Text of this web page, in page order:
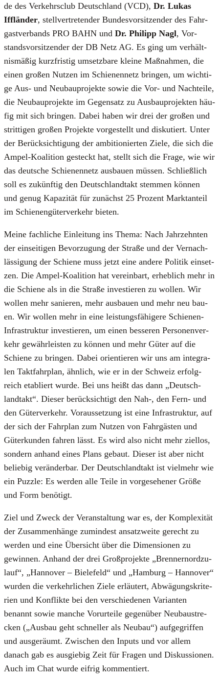
de des Ver­kehrs­club Deutsch­land (VCD), Dr. Lukas
Ifflän­der, stell­ver­tre­ten­der Bun­des­vor­sit­zen­der des Fahr­
gast­ver­bands PRO BAHN und Dr. Phil­ipp Nagl, Vor­
stands­vor­sit­zen­der der DB Netz AG. Es ging um ver­hält­
nis­mä­ßig kurz­fris­tig umsetz­ba­re klei­ne Maß­nah­men, die
einen gro­ßen Nut­zen im Schie­nen­netz brin­gen, um wich­ti­
ge Aus- und Neu­bau­pro­jek­te sowie die Vor- und Nach­tei­le,
die Neu­bau­pro­jek­te im Gegen­satz zu Aus­bau­pro­jek­ten häu­
fig mit sich brin­gen. Dabei haben wir drei der gro­ßen und
strit­ti­gen gro­ßen Pro­jek­te vor­ge­stellt und dis­ku­tiert. Unter
der Berück­sich­ti­gung der ambi­tio­nier­ten Zie­le, die sich die
Ampel-Koali­ti­on gesteckt hat, stellt sich die Fra­ge, wie wir
das deut­sche Schie­nen­netz aus­bau­en müs­sen. Schließ­lich
soll es zukünf­tig den Deutsch­land­takt stem­men kön­nen
und genug Kapa­zi­tät für zunächst 25 Pro­zent Markt­an­teil
im Schie­nen­gü­ter­ver­kehr bie­ten.
Mei­ne fach­li­che Ein­lei­tung ins The­ma: Nach Jahr­zehn­ten
der ein­sei­ti­gen Bevor­zu­gung der Stra­ße und der Ver­nach­
läs­si­gung der Schie­ne muss jetzt eine ande­re Poli­tik ein­set­
zen. Die Ampel-Koali­ti­on hat ver­ein­bart, erheb­lich mehr in
die Schie­ne als in die Stra­ße inves­tie­ren zu wol­len. Wir
wol­len mehr sanie­ren, mehr aus­bau­en und mehr neu bau­
en. Wir wol­len mehr in eine leis­tungs­fä­hi­ge­re Schie­nen-
Infra­struk­tur inves­tie­ren, um einen bes­se­ren Per­so­nen­ver­
kehr gewähr­leis­ten zu kön­nen und mehr Güter auf die
Schie­ne zu brin­gen. Dabei ori­en­tie­ren wir uns am inte­gra­
len Takt­fahr­plan, ähn­lich, wie er in der Schweiz erfolg­
reich eta­bliert wur­de. Bei uns heißt das dann „Deutsch­
land­takt“. Die­ser berück­sich­tigt den Nah‑, den Fern- und
den Güter­ver­kehr. Vor­aus­set­zung ist eine Infra­struk­tur, auf
der sich der Fahr­plan zum Nut­zen von Fahr­gäs­ten und
Güter­kun­den fah­ren lässt. Es wird also nicht mehr ziel­los,
son­dern anhand eines Plans gebaut. Die­ser ist aber nicht
belie­big ver­än­der­bar. Der Deutsch­land­takt ist viel­mehr wie
ein Puz­zle: Es wer­den alle Tei­le in vor­ge­se­he­ner Grö­ße
und Form benö­tigt.
Ziel und Zweck der Ver­an­stal­tung war es, der Kom­ple­xi­tät
der Zusam­men­hän­ge zumin­dest ansatz­wei­te gerecht zu
wer­den und eine Über­sicht über die Dimen­sio­nen zu
gewin­nen. Anhand der drei Groß­pro­jek­te „Bren­ner­nord­zu­
lauf“, „Han­no­ver – Bie­le­feld“ und „Ham­burg – Han­no­ver“
wur­den die ver­kehr­li­chen Zie­le erläu­tert, Abwä­gungs­kri­te­
ri­en und Kon­flik­te bei den ver­schie­de­nen Vari­an­ten
benannt sowie man­che Vor­ur­tei­le gegen­über Neu­bau­stre­
cken („Aus­bau geht schnel­ler als Neu­bau“) auf­ge­grif­fen
und aus­ge­räumt. Zwi­schen den Inputs und vor allem
danach gab es aus­gie­big Zeit für Fra­gen und Dis­kus­sio­nen.
Auch im Chat wur­de eif­rig kom­men­tiert.